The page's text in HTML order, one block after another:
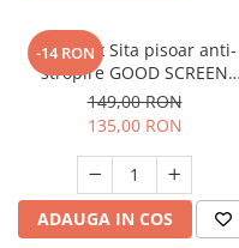
-14 RON
SET: 10 x Sita pisoar anti-
stropire GOOD SCREEN
PowerFresh 30+, Lavender
149,00 RON
135,00 RON
ADAUGA IN COS